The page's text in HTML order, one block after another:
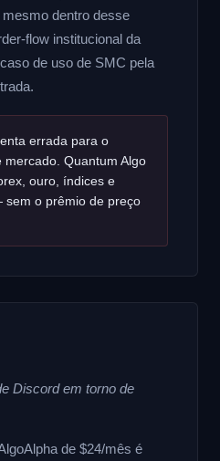
dentro desse
flow institucional da
de uso de SMC pela
errada para o
Quantum Algo
ouro, índices e
o prêmio de preço
Discord em torno de
de $24/mês é